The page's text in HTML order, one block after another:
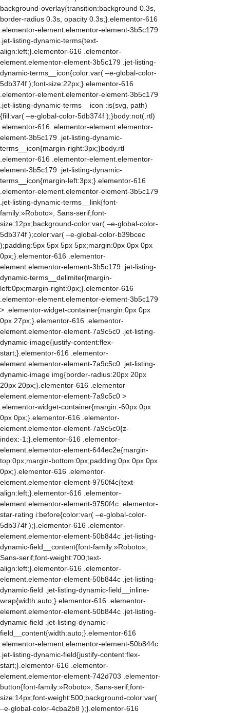
background-overlay{transition:background 0.3s,
border-radius 0.3s, opacity 0.3s;}.elementor-616
.elementor-element.elementor-element-3b5c179
.jet-listing-dynamic-terms{text-
align:left;}.elementor-616 .elementor-
element.elementor-element-3b5c179 .jet-listing-
dynamic-terms__icon{color:var( –e-global-color-
5db374f );font-size:22px;}.elementor-616
.elementor-element.elementor-element-3b5c179
.jet-listing-dynamic-terms__icon :is(svg, path)
{fill:var( –e-global-color-5db374f );}body:not(.rtl)
.elementor-616 .elementor-element.elementor-
element-3b5c179 .jet-listing-dynamic-
terms__icon{margin-right:3px;}body.rtl
.elementor-616 .elementor-element.elementor-
element-3b5c179 .jet-listing-dynamic-
terms__icon{margin-left:3px;}.elementor-616
.elementor-element.elementor-element-3b5c179
.jet-listing-dynamic-terms__link{font-
family:»Roboto», Sans-serif;font-
size:12px;background-color:var( –e-global-color-
5db374f );color:var( –e-global-color-b39bcec
);padding:5px 5px 5px 5px;margin:0px 0px 0px
0px;}.elementor-616 .elementor-
element.elementor-element-3b5c179 .jet-listing-
dynamic-terms__delimiter{margin-
left:0px;margin-right:0px;}.elementor-616
.elementor-element.elementor-element-3b5c179
> .elementor-widget-container{margin:0px 0px
0px 27px;}.elementor-616 .elementor-
element.elementor-element-7a9c5c0 .jet-listing-
dynamic-image{justify-content:flex-
start;}.elementor-616 .elementor-
element.elementor-element-7a9c5c0 .jet-listing-
dynamic-image img{border-radius:20px 20px
20px 20px;}.elementor-616 .elementor-
element.elementor-element-7a9c5c0 >
.elementor-widget-container{margin:-60px 0px
0px 0px;}.elementor-616 .elementor-
element.elementor-element-7a9c5c0{z-
index:-1;}.elementor-616 .elementor-
element.elementor-element-644ec2e{margin-
top:0px;margin-bottom:0px;padding:0px 0px 0px
0px;}.elementor-616 .elementor-
element.elementor-element-9750f4c{text-
align:left;}.elementor-616 .elementor-
element.elementor-element-9750f4c .elementor-
star-rating i:before{color:var( –e-global-color-
5db374f );}.elementor-616 .elementor-
element.elementor-element-50b844c .jet-listing-
dynamic-field__content{font-family:»Roboto»,
Sans-serif;font-weight:700;text-
align:left;}.elementor-616 .elementor-
element.elementor-element-50b844c .jet-listing-
dynamic-field .jet-listing-dynamic-field__inline-
wrap{width:auto;}.elementor-616 .elementor-
element.elementor-element-50b844c .jet-listing-
dynamic-field .jet-listing-dynamic-
field__content{width:auto;}.elementor-616
.elementor-element.elementor-element-50b844c
.jet-listing-dynamic-field{justify-content:flex-
start;}.elementor-616 .elementor-
element.elementor-element-742d703 .elementor-
button{font-family:»Roboto», Sans-serif;font-
size:14px;font-weight:500;background-color:var(
–e-global-color-4cba2b8 );}.elementor-616